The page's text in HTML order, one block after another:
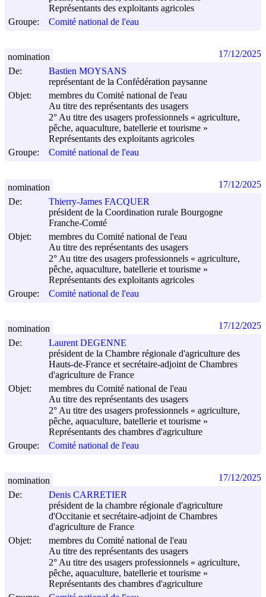
Représentants des exploitants agricoles
Groupe:
Comité national de l'eau
De:
Bastien MOYSANS
représentant de la Confédération paysanne
Objet:
membres du Comité national de l'eau
Au titre des représentants des usagers
2° Au titre des usagers professionnels « agriculture,
pêche, aquaculture, batellerie et tourisme »
Représentants des exploitants agricoles
Groupe:
Comité national de l'eau
nomination 17/12/2025
De:
Thierry-James FACQUER
président de la Coordination rurale Bourgogne
Franche-Comté
Objet:
membres du Comité national de l'eau
Au titre des représentants des usagers
2° Au titre des usagers professionnels « agriculture,
pêche, aquaculture, batellerie et tourisme »
Représentants des exploitants agricoles
Groupe:
Comité national de l'eau
nomination 17/12/2025
De:
Laurent DEGENNE
président de la Chambre régionale d'agriculture des
Hauts-de-France et secrétaire-adjoint de Chambres
d'agriculture de France
Objet:
membres du Comité national de l'eau
Au titre des représentants des usagers
2° Au titre des usagers professionnels « agriculture,
pêche, aquaculture, batellerie et tourisme »
Représentants des chambres d'agriculture
Groupe:
Comité national de l'eau
nomination 17/12/2025
De:
Denis CARRETIER
président de la chambre régionale d'agriculture
d'Occitanie et secrétaire-adjoint de Chambres
d'agriculture de France
Objet:
membres du Comité national de l'eau
Au titre des représentants des usagers
2° Au titre des usagers professionnels « agriculture,
pêche, aquaculture, batellerie et tourisme »
Représentants des chambres d'agriculture
nomination 17/12/2025